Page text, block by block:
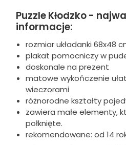
Puzzle Kłodzko -
informacje:
rozmiar układanki 68x48
plakat pomocniczy w
doskonale na prezent
matowe wykończenie
wieczorami
różnorodne kształty
zawiera małe elementy,
połknięte.
rekomendowane: od 14